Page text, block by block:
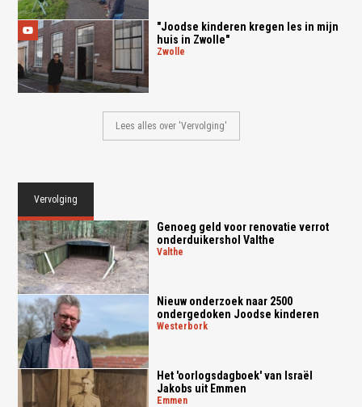
"Joodse kinderen kregen les in mijn
huis in Zwolle"
zwolle
Lees alles over 'Vervolging'
Vervolging
Genoeg geld voor renovatie verrot
onderduikershol Valthe
valthe
Nieuw onderzoek naar 2500
ondergedoken Joodse kinderen
westerbork
Het 'oorlogsdagboek' van Israël
Jakobs uit Emmen
emmen